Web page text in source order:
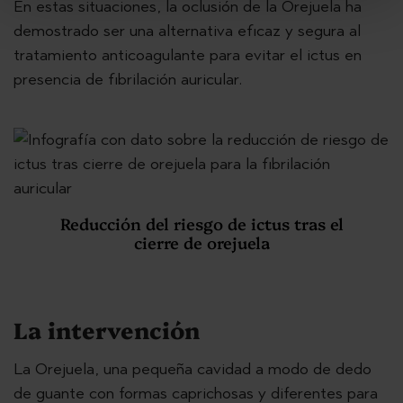
En estas situaciones, la oclusión de la Orejuela ha
demostrado ser una alternativa eficaz y segura al
tratamiento anticoagulante para evitar el ictus en
presencia de fibrilación auricular.
Reducción del riesgo de ictus tras el
cierre de orejuela
Previous
La intervención
La Orejuela, una pequeña cavidad a modo de dedo
de guante con formas caprichosas y diferentes para